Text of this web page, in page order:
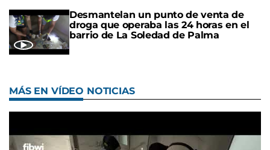
Desmantelan un punto de venta de
droga que operaba las 24 horas en el
barrio de La Soledad de Palma
MÁS EN VÍDEO NOTICIAS